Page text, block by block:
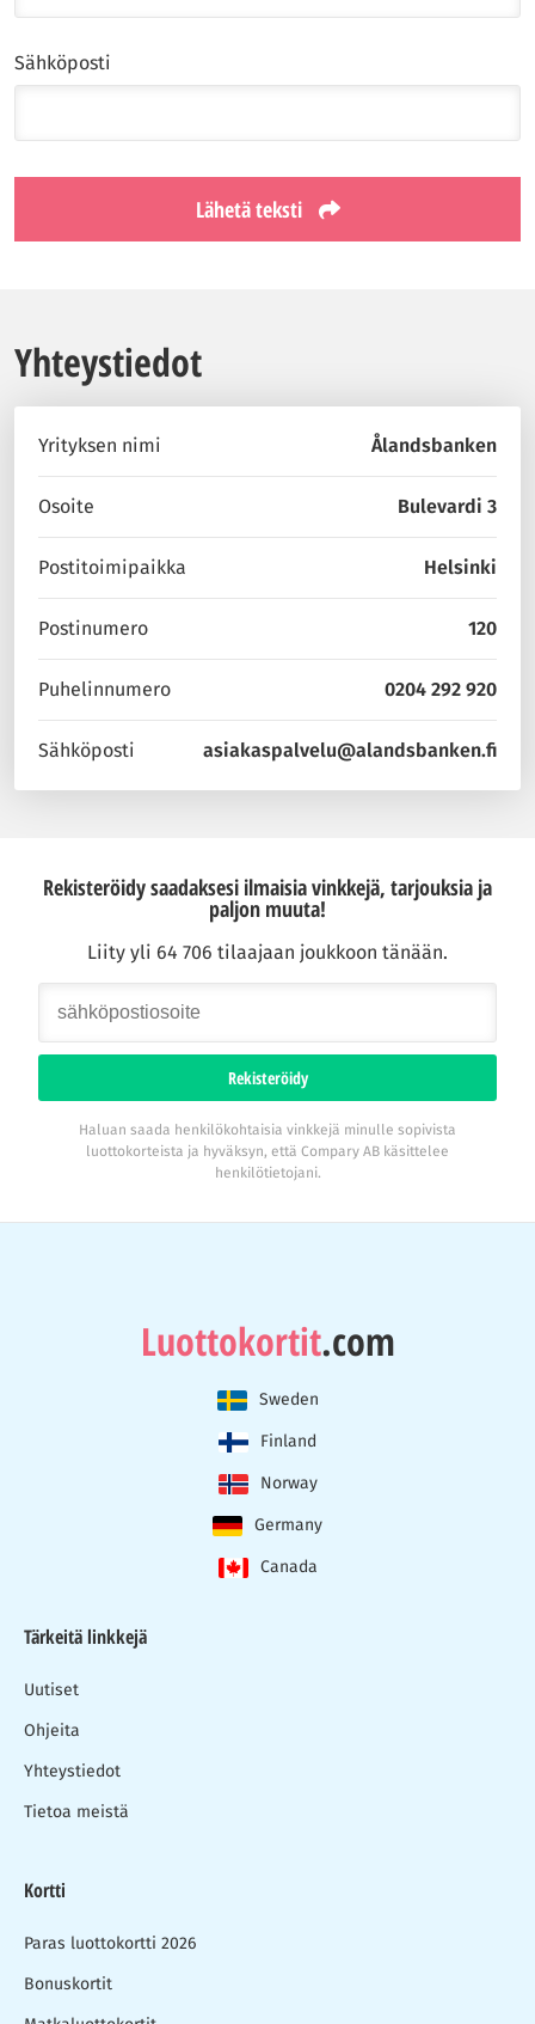
Sähköposti
Lähetä teksti
Yhteystiedot
Yrityksen nimi Ålandsbanken
Osoite Bulevardi 3
Postitoimipaikka Helsinki
Postinumero 120
Puhelinnumero 0204 292 920
Sähköposti asiakaspalvelu@alandsbanken.fi
Rekisteröidy saadaksesi ilmaisia vinkkejä, tarjouksia ja
paljon muuta!
Liity yli 64 706 tilaajaan joukkoon tänään.
Rekisteröidy
Haluan saada henkilökohtaisia vinkkejä minulle sopivista
luottokorteista ja hyväksyn, että Compary AB käsittelee
henkilötietojani.
Luottokortit.com
Sweden
Finland
Norway
Germany
Canada
Tärkeitä linkkejä
Uutiset
Ohjeita
Yhteystiedot
Tietoa meistä
Kortti
Paras luottokortti 2026
Bonuskortit